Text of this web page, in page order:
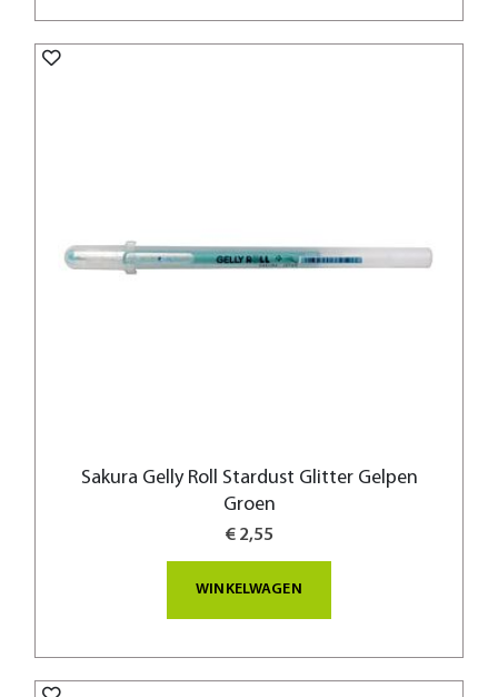
Sakura Gelly Roll Stardust Glitter Gelpen
Groen
€ 2,55
WINKELWAGEN